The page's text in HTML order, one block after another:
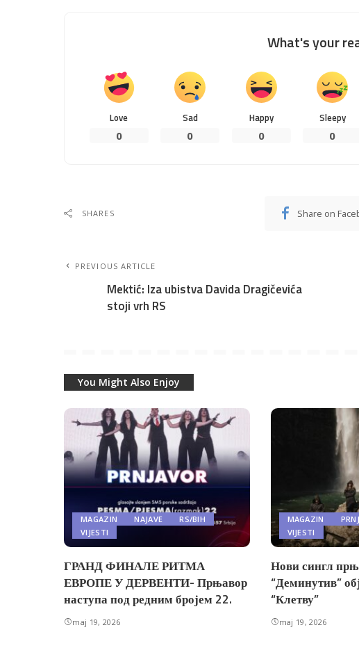
What's your
Love
0
Sad
0
Happy
0
Sleepy
0
SHARES Share on
PREVIOUS ARTICLE
Mektić: Iza ubistva Davida Dragičevića
stoji vrh RS
You Might Also Enjoy
MAGAZIN NAJAVE
RS/BIH
VIJESTI
ГРАНД ФИНАЛЕ РИТМА
ЕВРОПЕ У ДЕРВЕНТИ- Прњавор
наступа под редним бројем 22.
maj 19, 2026
MAGAZIN
VIJESTI
Нови сингл
“Деминутив”
“Клетву”
maj 19, 2026